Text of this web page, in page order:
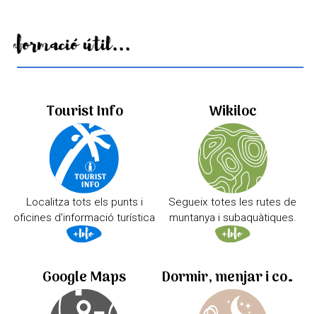
Informació útil...
Tourist Info
Localitza tots els punts i
oficines d'informació turística
Wikiloc
Segueix totes les rutes de
muntanya i subaquàtiques.
Google Maps Dormir, menjar i comprar